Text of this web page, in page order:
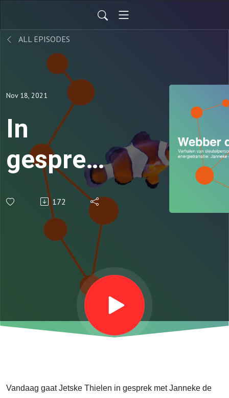
ALL EPISODES
Nov 18, 2021
In
gesprek
met
Janneke
de Cort
172
Vandaag gaat Jetske Thielen in gesprek met Janneke de